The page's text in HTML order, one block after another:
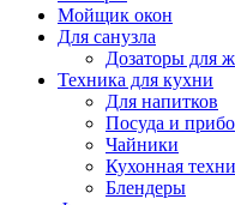
Мойщик окон
Для санузла
Дозаторы для
Техника для кухни
Для напитков
Посуда и
Чайники
Кухонная
Блендеры